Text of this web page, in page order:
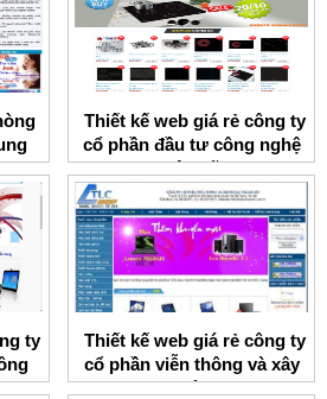
Thiết kế web giá rẻ công ty
cổ phần đầu tư công nghệ
Việt Mỹ
ty
Thiết kế web giá rẻ công ty
cổ phần viễn thông và xây
dựng Thành Lợi